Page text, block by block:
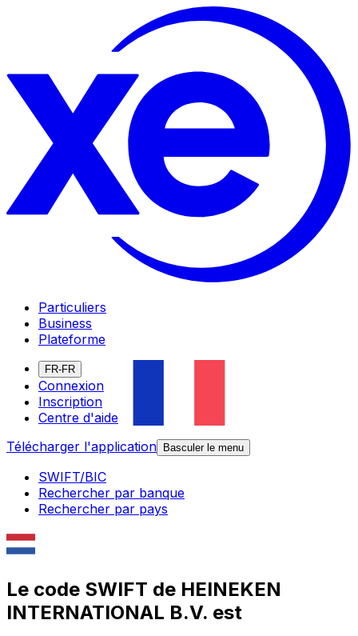
Particuliers
Business
Plateforme
FR-FR
Connexion
Inscription
Centre d'aide
Télécharger l'application
Basculer le menu
SWIFT/BIC
Rechercher par banque
Rechercher par pays
Le code SWIFT de HEINEKEN
INTERNATIONAL B.V. est